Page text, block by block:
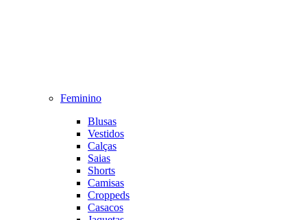
Feminino
Blusas
Vestidos
Calças
Saias
Shorts
Camisas
Croppeds
Casacos